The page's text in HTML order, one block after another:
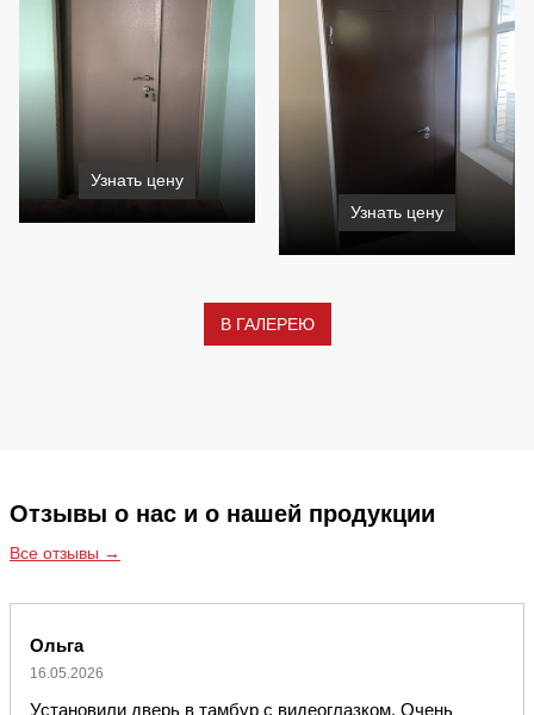
Узнать цену
Узнать цену
В ГАЛЕРЕЮ
Отзывы о нас и о нашей продукции
Все отзывы →
Ольга
16.05.2026
Установили дверь в тамбур с видеоглазком. Очень